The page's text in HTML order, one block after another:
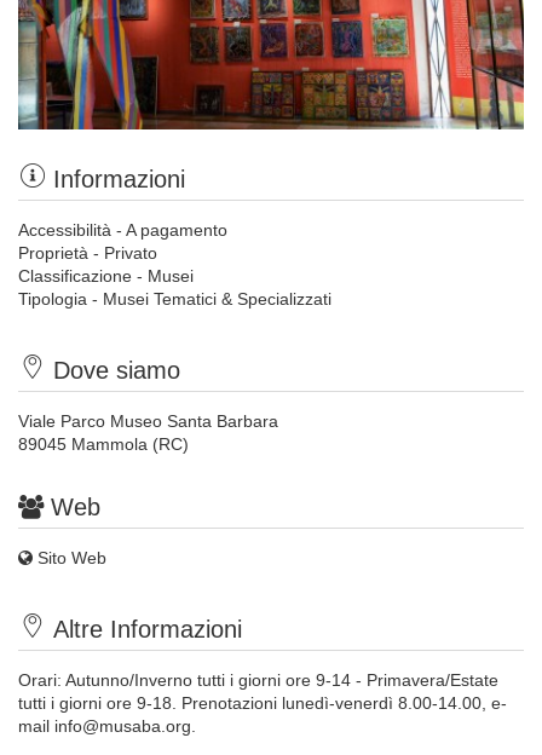
Informazioni
Accessibilità - A pagamento
Proprietà - Privato
Classificazione - Musei
Tipologia - Musei Tematici & Specializzati
Dove siamo
Viale Parco Museo Santa Barbara
89045 Mammola (RC)
Web
Sito Web
Altre Informazioni
Orari: Autunno/Inverno tutti i giorni ore 9-14 - Primavera/Estate
tutti i giorni ore 9-18. Prenotazioni lunedì-venerdì 8.00-14.00, e-
mail info@musaba.org